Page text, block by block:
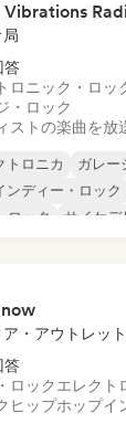
Vibrations
答
ロニック・ロッ
・ロック
ストの楽曲を放
トロニカ
ガレー
ンディー・ロック
ロック
サイケデ
ア・アウトレッ
答
ロックエレクト
ヒップホップイ